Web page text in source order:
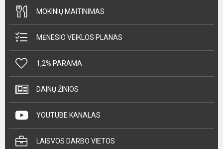
MOKINIŲ MAITINIMAS
MĖNESIO VEIKLOS PLANAS
1,2% PARAMA
DAINŲ ŽINIOS
YOUTUBE KANALAS
LAISVOS DARBO VIETOS